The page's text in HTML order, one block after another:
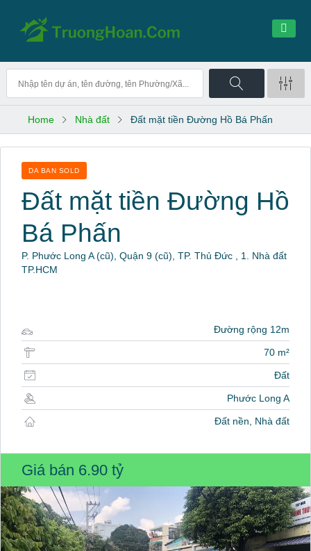
Home Nhà đất Đất mặt tiền Đường Hồ Bá Phấn
DA BAN SOLD
Đất mặt tiền Đường Hồ
Bá Phấn
P. Phước Long A (cũ), Quận 9 (cũ), TP. Thủ Đức , 1. Nhà đất
TP.HCM
Đường rộng 12m
70 m²
Đất
Phước Long A
Đất nền, Nhà đất
Giá bán 6.90 tỷ